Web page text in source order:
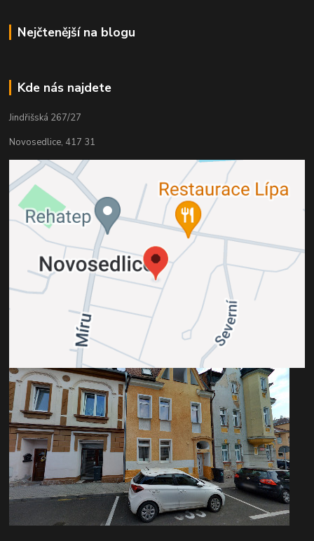
Nejčtenější na blogu
Kde nás najdete
Jindřišská 267/27
Novosedlice, 417 31